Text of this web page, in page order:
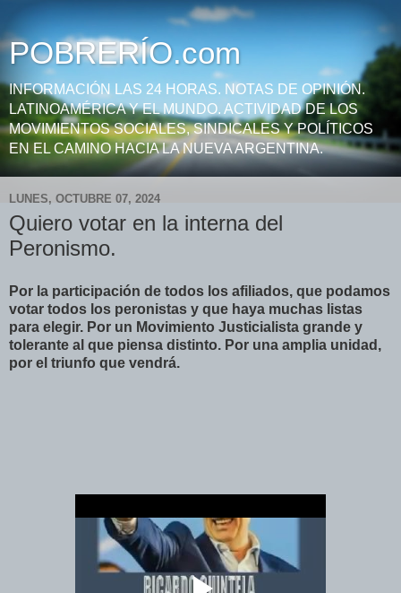
POBRERÍO.com
INFORMACIÓN LAS 24 HORAS. NOTAS DE OPINIÓN.
LATINOAMÉRICA Y EL MUNDO. ACTIVIDAD DE LOS
MOVIMIENTOS SOCIALES, SINDICALES Y POLÍTICOS
EN EL CAMINO HACIA LA NUEVA ARGENTINA.
LUNES, OCTUBRE 07, 2024
Quiero votar en la interna del
Peronismo.
Por la participación de todos los afiliados, que podamos
votar todos los peronistas y que haya muchas listas
para elegir. Por un Movimiento Justicialista grande y
tolerante al que piensa distinto. Por una amplia unidad,
por el triunfo que vendrá.